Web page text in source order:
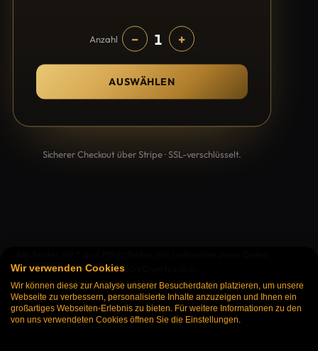
Anzahl − 1 +
AUSWÄHLEN
Sicherer Checkout über Stripe · SSL-verschlüsselt.
gemäß DSGVO vertraulich.
Wir verwenden Cookies
Wir können diese zur Analyse unserer Besucherdaten platzieren, um unsere
Webseite zu verbessern, personalisierte Inhalte anzuzeigen und Ihnen ein
großartiges Webseiten-Erlebnis zu bieten. Für weitere Informationen zu den
von uns verwendeten Cookies öffnen Sie die Einstellungen.